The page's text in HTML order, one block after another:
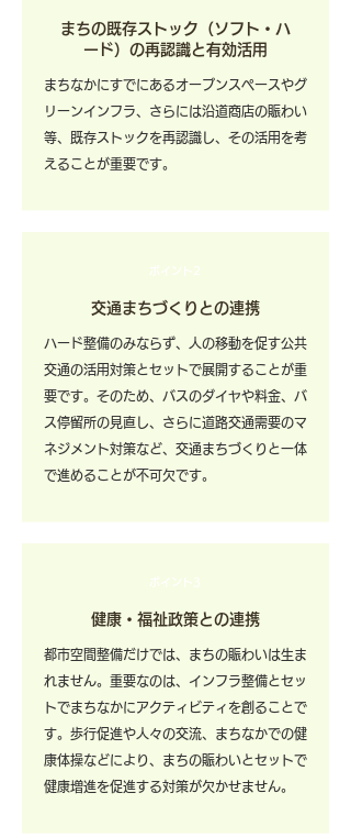
まちの既存ストック（ソフト・ハ
ード）の再認識と有効活用
まちなかにすでにあるオープンスペースやグ
リーンインフラ、さらには沿道商店の賑わい
等、既存ストックを再認識し、その活用を考
えることが重要です。
ポイント2
交通まちづくりとの連携
ハード整備のみならず、人の移動を促す公共
交通の活用対策とセットで展開することが重
要です。そのため、バスのダイヤや料金、バ
ス停留所の見直し、さらに道路交通需要のマ
ネジメント対策など、交通まちづくりと一体
で進めることが不可欠です。
ポイント3
健康・福祉政策との連携
都市空間整備だけでは、まちの賑わいは生ま
れません。重要なのは、インフラ整備とセッ
トでまちなかにアクティビティを創ることで
す。歩行促進や人々の交流、まちなかでの健
康体操などにより、まちの賑わいとセットで
健康増進を促進する対策が欠かせません。